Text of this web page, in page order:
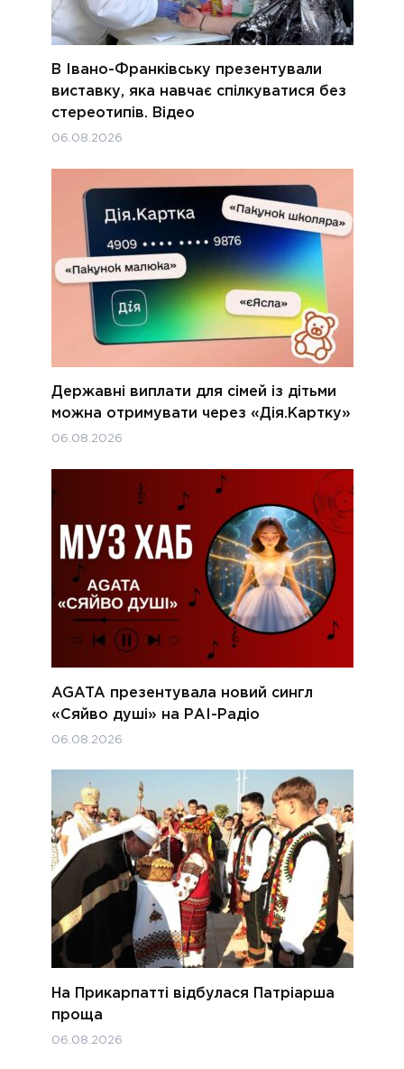
В Івано-Франківську презентували
виставку, яка навчає спілкуватися без
стереотипів. Відео
06.08.2026
Державні виплати для сімей із дітьми
можна отримувати через «Дія.Картку»
06.08.2026
AGATA презентувала новий сингл
«Сяйво душі» на РАІ-Радіо
06.08.2026
На Прикарпатті відбулася Патріарша
проща
06.08.2026